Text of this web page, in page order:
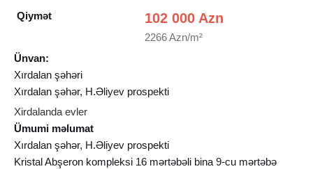
Qiymət 102 000 Azn
2266 Azn/m²
Ünvan:
Xırdalan şəhəri
Xırdalan şəhər, H.Əliyev prospekti
Xirdalanda evler
Ümumi məlumat
Xırdalan şəhər, H.Əliyev prospekti
Kristal Abşeron kompleksi 16 mərtəbəli bina 9-cu mərtəbə